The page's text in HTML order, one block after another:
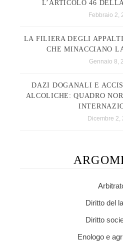
L’ARTICOLO 46
Febbraio 2,
LA FILIERA DEGLI
CHE MINACCIANO
Gennaio 8,
DAZI DOGANALI E
ALCOLICHE: QUADRO
Dicembre 2,
Diritto del
Diritto
Enologo e